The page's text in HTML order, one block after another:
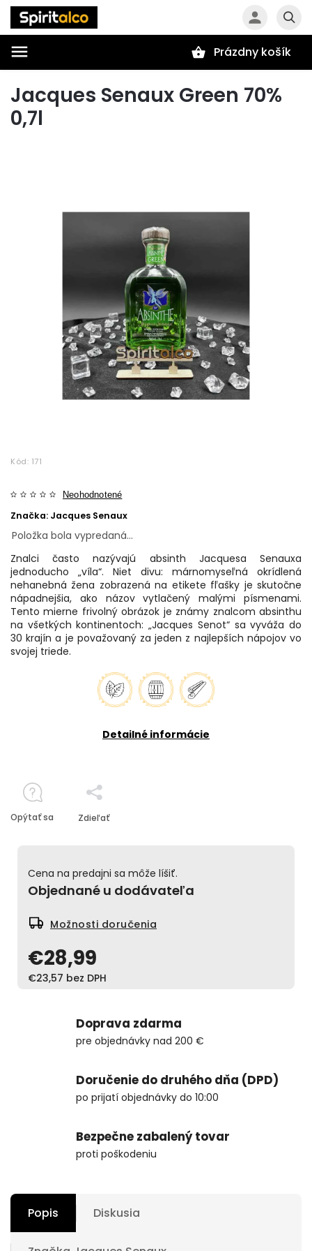
Prázdny košík
Jacques Senaux Green 70%
0,7l
Kód: 171
Neohodnotené
Značka: Jacques Senaux
€28,99
€23,57 bez DPH
Cena na predajni sa môže líšiť.
Objednané u dodávateľa
Možnosti doručenia
Položka bola vypredaná…
Znalci často nazývajú absinth Jacquesa Senauxa
jednoducho „víla“. Niet divu: márnomyseľná okrídlená
nehanebná žena zobrazená na etikete fľašky je skutočne
nápadnejšia, ako názov vytlačený malými písmenami.
Tento mierne frivolný obrázok je známy znalcom absinthu
na všetkých kontinentoch: „Jacques Senot“ sa vyváža do
30 krajín a je považovaný za jeden z najlepších nápojov vo
svojej triede.
Detailné informácie
Opýtať sa Zdieľať
Doprava zdarma
pre objednávky nad 200 €
Doručenie do druhého dňa (DPD)
po prijatí objednávky do 10:00
Bezpečne zabalený tovar
proti poškodeniu
Popis Diskusia